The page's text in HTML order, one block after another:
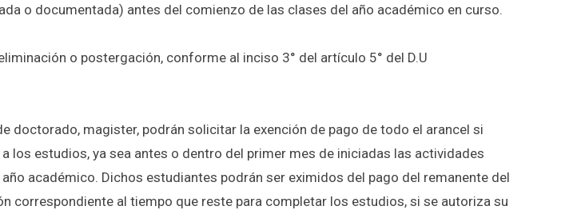
o documentada) antes del comienzo de las clases del año académico en curso.
o postergación, conforme al inciso 3° del artículo 5° del D.U
doctorado, magister, podrán solicitar la exención de pago de todo el arancel si
los estudios, ya sea antes o dentro del primer mes de iniciadas las actividades
académico. Dichos estudiantes podrán ser eximidos del pago del remanente del
correspondiente al tiempo que reste para completar los estudios, si se autoriza su